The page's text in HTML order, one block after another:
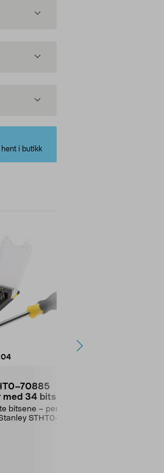
i butikk
anmeldelser
34 bits
bitsene – perfekt
STHT0–
av 5 stjerner